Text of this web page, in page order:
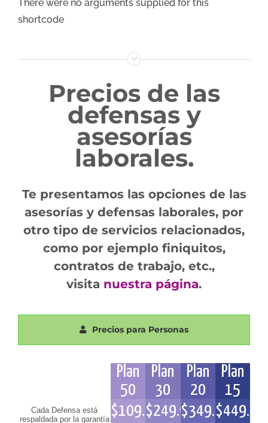
There were no arguments supplied for this
shortcode
Precios de las
defensas y
asesorías
laborales.
Te presentamos las opciones de las
asesorías y defensas laborales, por
otro tipo de servicios relacionados,
como por ejemplo finiquitos,
contratos de trabajo, etc.,
visita nuestra página.
Precios para Personas
Cada Defensa está
respaldada por la garantía
Plan
50
$109.990
Plan
30
$249.990
Plan
20
$349.990
Plan
15
$